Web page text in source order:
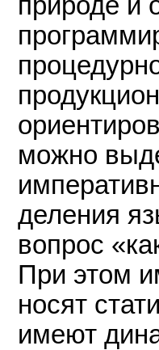
можно
деления
вопрос
При этом
носят
имеют